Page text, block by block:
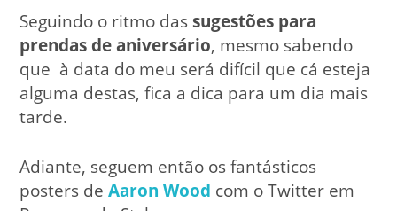
Seguindo o ritmo das sugestões para
prendas de aniversário, mesmo sabendo
que à data do meu será difícil que cá esteja
alguma destas, fica a dica para um dia mais
tarde.
Adiante, seguem então os fantásticos
posters deAaron Wood com o Twitter em